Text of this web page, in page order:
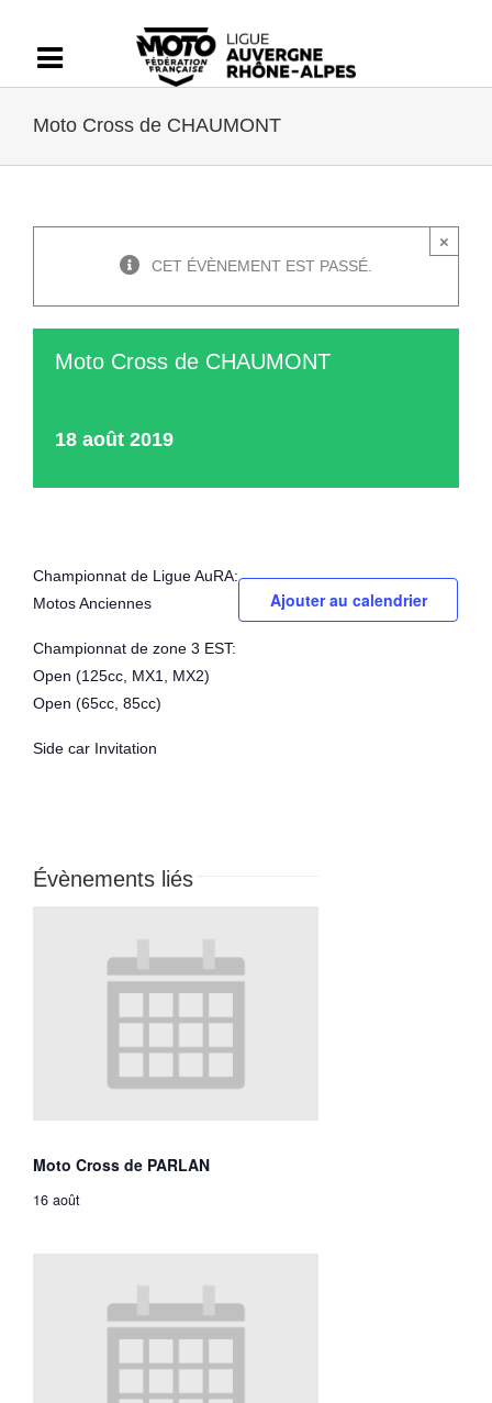
contenu
Moto Cross de CHAUMONT
×
CET ÉVÈNEMENT EST PASSÉ.
Moto Cross de CHAUMONT
18 août 2019
Championnat de Ligue AuRA:
Motos Anciennes
Championnat de zone 3 EST:
Open (125cc, MX1, MX2)
Open (65cc, 85cc)
Side car Invitation
Ajouter au calendrier
Évènements liés
Moto Cross de PARLAN
16 août